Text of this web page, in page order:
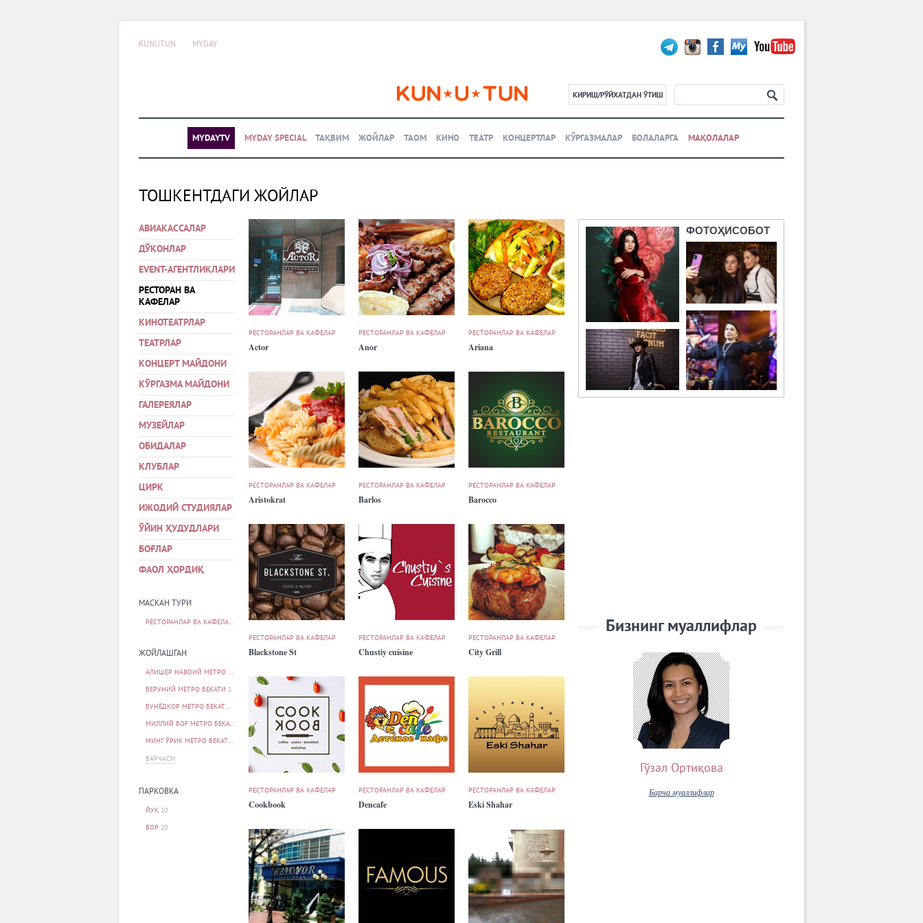
KUNUTUN MYDAY
КИРИШ/РЎЙХАТДАН ЎТИШ
MYDAYTV MYDAY SPECIAL ТАҚВИМ ЖОЙЛАР ТАОМ КИНО ТЕАТР КОНЦЕРТЛАР КЎРГАЗМАЛАР БОЛАЛАРГА МАҚОЛАЛАР
ТОШКЕНТДАГИ ЖОЙЛАР
АВИАКАССАЛАР
ДЎКОНЛАР
EVENT-АГЕНТЛИКЛАРИ
РЕСТОРАН ВА
КАФЕЛАР
КИНОТЕАТРЛАР
ТЕАТРЛАР
КОНЦЕРТ МАЙДОНИ
КЎРГАЗМА МАЙДОНИ
ГАЛЕРЕЯЛАР
МУЗЕЙЛАР
ОБИДАЛАР
КЛУБЛАР
ЦИРК
ИЖОДИЙ СТУДИЯЛАР
ЎЙИН ҲУДУДЛАРИ
БОҒЛАР
ФАОЛ ҲОРДИҚ
МАСКАН ТУРИ
РЕСТОРАНЛАР ВА КАФЕЛАР
ЖОЙЛАШГАН
АЛИШЕР НАВОИЙ МЕТРО БЕКАТИ
БЕРУНИЙ МЕТРО БЕКАТИ 1
БУНЁДКОР МЕТРО БЕКАТИ
МИЛЛИЙ БОҒ МЕТРО БЕКАТИ
МИНГ ЎРИК МЕТРО БЕКАТИ
БАРЧАСИ
ПАРКОВКА
ЙУҚ 10
БОР 20
РЕСТОРАНЛАР ВА КАФЕЛАР
Actor
РЕСТОРАНЛАР ВА КАФЕЛАР
Anor
РЕСТОРАНЛАР ВА КАФЕЛАР
Ariana
РЕСТОРАНЛАР ВА КАФЕЛАР
Aristokrat
РЕСТОРАНЛАР ВА КАФЕЛАР
Barlos
РЕСТОРАНЛАР ВА КАФЕЛАР
Barocco
РЕСТОРАНЛАР ВА КАФЕЛАР
Blackstone St
РЕСТОРАНЛАР ВА КАФЕЛАР
Chustiy cuisine
РЕСТОРАНЛАР ВА КАФЕЛАР
City Grill
РЕСТОРАНЛАР ВА КАФЕЛАР
Cookbook
РЕСТОРАНЛАР ВА КАФЕЛАР
Dencafe
РЕСТОРАНЛАР ВА КАФЕЛАР
Eski Shahar
ФОТОҲИСОБОТ
Бизнинг муаллифлар
Гўзал Ортиқова
Барча муаллифлар